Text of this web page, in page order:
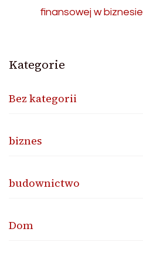
finansowej w biznesie
Kategorie
Bez kategorii
biznes
budownictwo
Dom